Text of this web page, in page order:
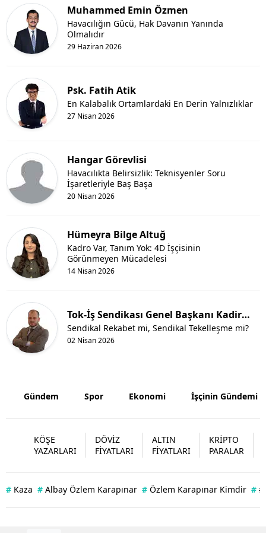
Muhammed Emin Özmen
29 Haziran 2026
Havacılığın Gücü, Hak Davanın Yanında
Olmalıdır
Psk. Fatih Atik
27 Nisan 2026
En Kalabalık Ortamlardaki En Derin Yalnızlıklar
Hangar Görevlisi
20 Nisan 2026
Havacılıkta Belirsizlik: Teknisyenler Soru
İşaretleriyle Baş Başa
Hümeyra Bilge Altuğ
14 Nisan 2026
Kadro Var, Tanım Yok: 4D İşçisinin
Görünmeyen Mücadelesi
Tok-İş Sendikası Genel Başkanı Kadir
Küçükali
02 Nisan 2026
Sendikal Rekabet mi, Sendikal Tekelleşme mi?
Gündem Spor Ekonomi İşçinin Gündemi
KÖŞE
YAZARLARI
DÖVİZ
FİYATLARI
ALTIN
FİYATLARI
KRİPTO
PARALAR
# Kaza # Albay Özlem Karapınar # Özlem Karapınar Kimdir #